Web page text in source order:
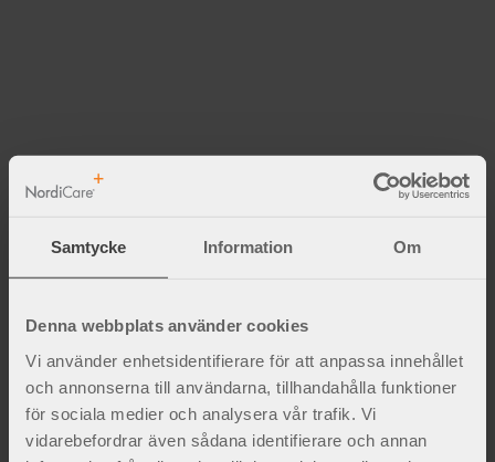
Samtycke Information Om
Denna webbplats använder cookies
Vi använder enhetsidentifierare för att anpassa innehållet
och annonserna till användarna, tillhandahålla funktioner
för sociala medier och analysera vår trafik. Vi
vidarebefordrar även sådana identifierare och annan